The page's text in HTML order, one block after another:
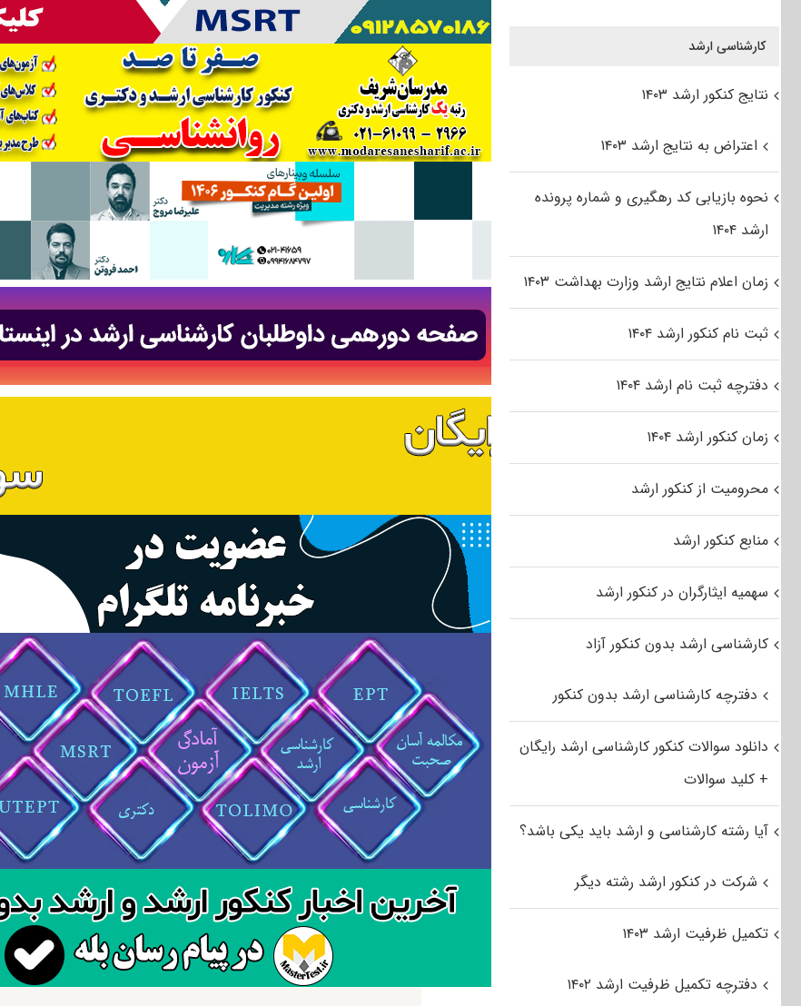
کارشناسی ارشد
نتایج کنکور ارشد ۱۴۰۳
اعتراض به نتایج ارشد ۱۴۰۳
نحوه بازیابی کد رهگیری و شماره پرونده
ارشد ۱۴۰۴
زمان اعلام نتایج ارشد وزارت بهداشت ۱۴۰۳
ثبت نام کنکور ارشد ۱۴۰۴
دفترچه ثبت نام ارشد ۱۴۰۴
زمان کنکور ارشد ۱۴۰۴
محرومیت از کنکور ارشد
منابع کنکور ارشد
سهمیه ایثارگران در کنکور ارشد
کارشناسی ارشد بدون کنکور آزاد
دفترچه کارشناسی ارشد بدون کنکور
دانلود سوالات کنکور کارشناسی ارشد رایگان
+ کلید سوالات
آیا رشته کارشناسی و ارشد باید یکی باشد؟
شرکت در کنکور ارشد رشته دیگر
تکمیل ظرفیت ارشد ۱۴۰۳
دفترچه تکمیل ظرفیت ارشد ۱۴۰۲